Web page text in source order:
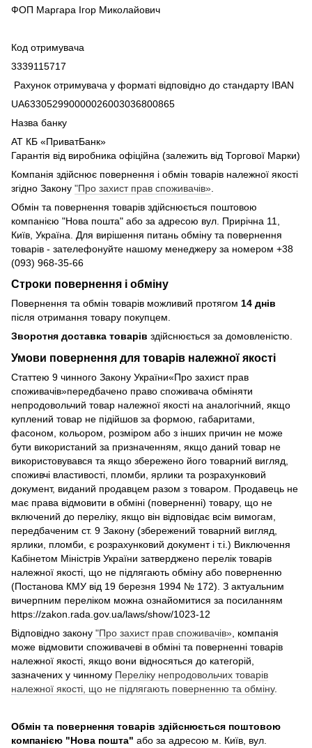
ФОП Маргара Ігор Миколайович
Код отримувача
3339115717
Рахунок отримувача у форматі відповідно до стандарту IBAN
UA633052990000026003036800865
Назва банку
АТ КБ «ПриватБанк»
Гарантія від виробника офіційна (залежить від Торгової Марки)
Компанія здійснює повернення і обмін товарів належної якості
згідно Закону "Про захист прав споживачів»
Обмін та повернення товарів здійснюється поштовою
компанією "Нова пошта" або за адресою вул. Прирічна 11,
Київ, Україна. Для вирішення питань обміну та повернення
товарів - зателефонуйте нашому менеджеру за номером +38
(093) 968-35-66
Строки повернення і обміну
Повернення та обмін товарів можливий протягом 14 днів
після отримання товару покупцем.
Зворотня доставка товарів здійснюється за домовленістю.
Умови повернення для товарів належної якості
Статтею 9 чинного Закону України«Про захист прав
споживачів»передбачено право споживача обміняти
непродовольчий товар належної якості на аналогічний, якщо
куплений товар не підійшов за формою, габаритами,
фасоном, кольором, розміром або з інших причин не може
бути використаний за призначенням, якщо даний товар не
використовувався та якщо збережено його товарний вигляд,
споживчі властивості, пломби, ярлики та розрахунковий
документ, виданий продавцем разом з товаром. Продавець не
має права відмовити в обміні (поверненні) товару, що не
включений до переліку, якщо він відповідає всім вимогам,
передбаченим ст. 9 Закону (збережений товарний вигляд,
ярлики, пломби, є розрахунковий документ і т.і.) Виключення
Кабінетом Міністрів України затверджено перелік товарів
належної якості, що не підлягають обміну або поверненню
(Постанова КМУ від 19 березня 1994 № 172). З актуальним
вичерпним переліком можна ознайомитися за посиланням
https://zakon.rada.gov.ua/laws/show/1023-12
Відповідно закону "Про захист прав споживачів» , компанія
може відмовити споживачеві в обміні та поверненні товарів
належної якості, якщо вони відносяться до категорій,
зазначених у чинному Переліку непродовольчих товарів
належної якості, що не підлягають поверненню та обміну.
Обмін та повернення товарів здійснюється поштовою
компанією "Нова пошта" або за адресою м. Київ, вул.